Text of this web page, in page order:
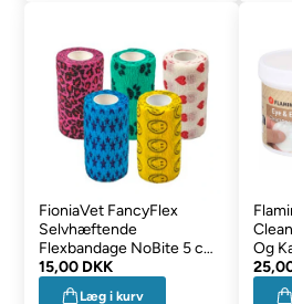
FioniaVet FancyFlex
Selvhæftende
Flexbandage NoBite 5 cm
1 stk
15,00 DKK
Læg i kurv
Og